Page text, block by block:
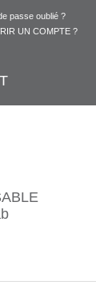
passe oublié ?
UN COMPTE ?